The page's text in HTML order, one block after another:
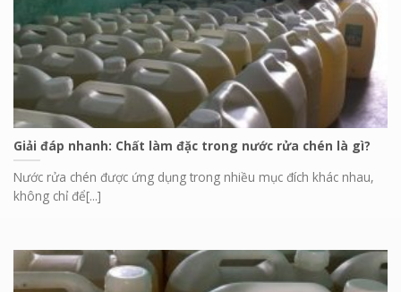
Giải đáp nhanh: Chất làm đặc trong nước rửa chén là gì?
Nước rửa chén được ứng dụng trong nhiều mục đích khác nhau,
không chỉ để[...]